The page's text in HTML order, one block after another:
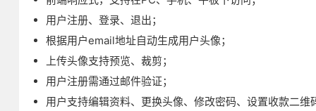
用户注册、登录、退出；
根据用户email地址自动生成用户头像；
上传头像支持预览、裁剪；
用户注册需通过邮件验证；
用户支持编辑资料、更换头像、修改密码、设置收款二维